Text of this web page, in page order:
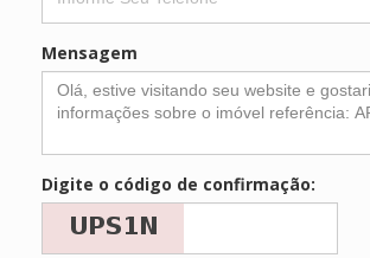
Mensagem
Digite o código de confirmação: